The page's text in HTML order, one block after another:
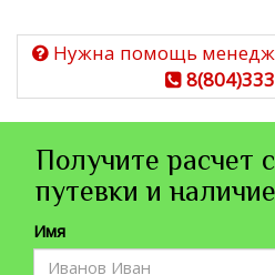
Нужна помощь
Получите расчет
путевки и
Имя